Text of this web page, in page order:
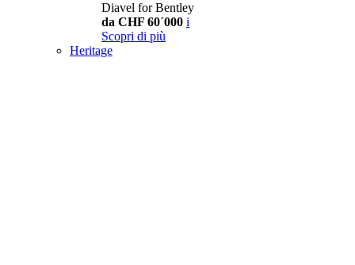
Diavel for Bentley
da CHF 60´000 i
Scopri di più
Heritage